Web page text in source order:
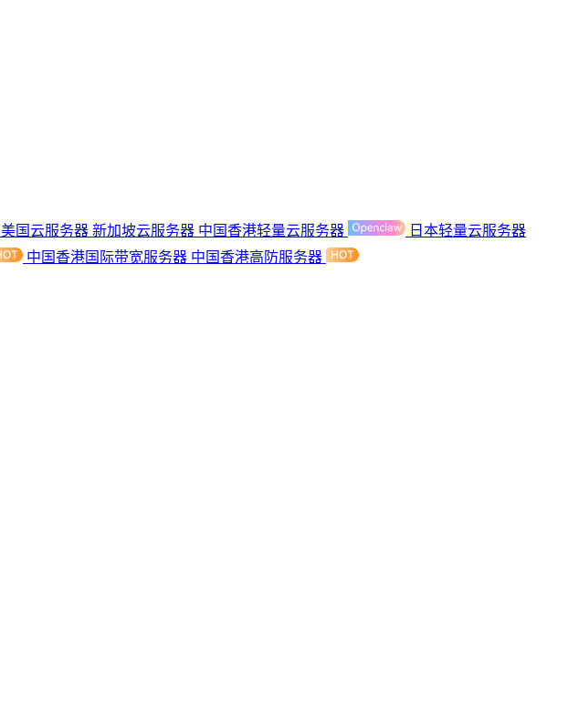
美国云服务器 新加坡云服务器 中国香港轻量云服务器
日本轻量云服务器
中国香港国际带宽服务器 中国香港高防服务器